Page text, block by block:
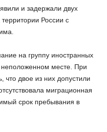
и задержали двух
России с
на группу иностранных
неположенном месте. При
что двое из них допустили
миграционная
срок пребывания в